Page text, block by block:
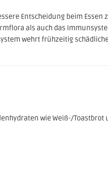
Entscheidung beim Essen
als auch das
wehrt frühzeitig
wie Weiß-/Toastbrot